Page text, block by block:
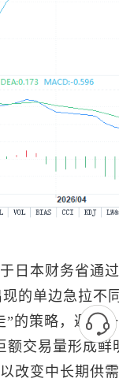
日本财务省通
的单边急拉不
”的策略，避免
额交易量形成
改变中长期供